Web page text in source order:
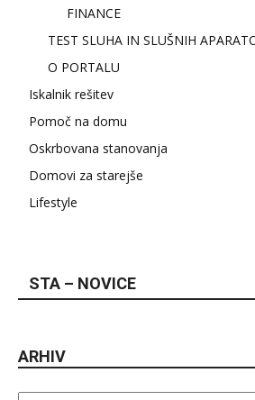
FINANCE
TEST SLUHA IN SLUŠNIH
O PORTALU
Iskalnik rešitev
Pomoč na domu
Oskrbovana stanovanja
Domovi za starejše
Lifestyle
STA – NOVICE
ARHIV
Arhiv